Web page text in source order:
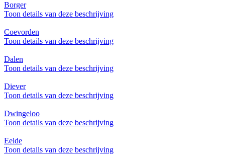
Borger
Toon details van deze beschrijving
Coevorden
Toon details van deze beschrijving
Dalen
Toon details van deze beschrijving
Diever
Toon details van deze beschrijving
Dwingeloo
Toon details van deze beschrijving
Eelde
Toon details van deze beschrijving